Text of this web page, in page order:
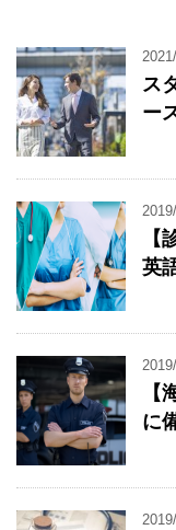
ス
ー
【
英
【
に